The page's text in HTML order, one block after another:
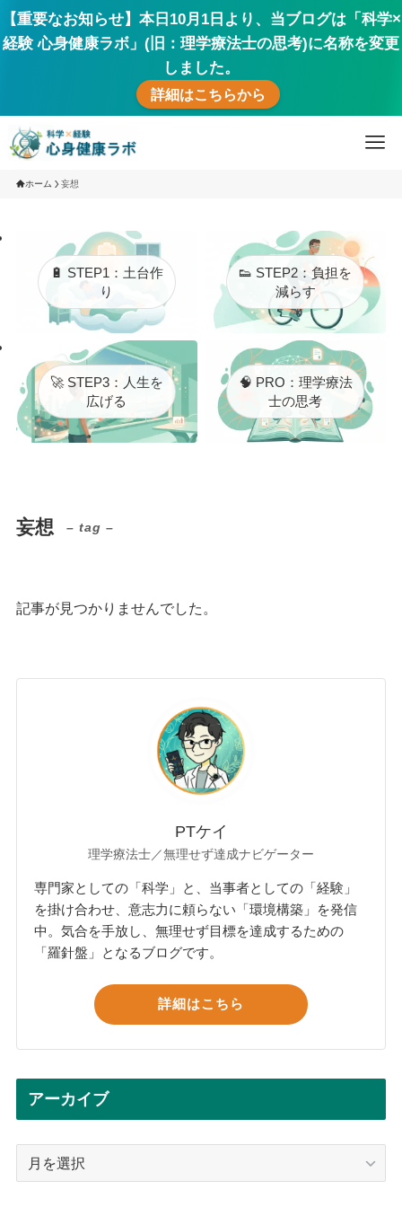
【重要なお知らせ】本日10月1日より、当ブログは「科学×
経験 心身健康ラボ」(旧：理学療法士の思考)に名称を変更
しました。
詳細はこちらから
ホーム 妄想
🔋 STEP1：土台作
り
👟 STEP2：負担を
減らす
🚀 STEP3：人生を
広げる
🧠 PRO：理学療法
士の思考
妄想 – tag –
記事が見つかりませんでした。
PTケイ
理学療法士／無理せず達成ナビゲーター
専門家としての「科学」と、当事者としての「経験」
を掛け合わせ、意志力に頼らない「環境構築」を発信
中。気合を手放し、無理せず目標を達成するための
「羅針盤」となるブログです。
詳細はこちら
アーカイブ